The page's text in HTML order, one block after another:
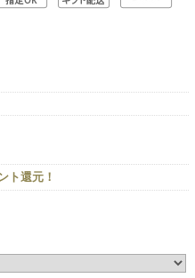
ト還元！